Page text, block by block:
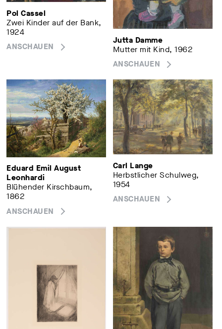
Pol Cassel
Zwei Kinder auf der Bank,
1924
ANSCHAUEN
Jutta Damme
Mutter mit Kind, 1962
ANSCHAUEN
Eduard Emil August
Leonhardi
Blühender Kirschbaum,
1862
ANSCHAUEN
Carl Lange
Herbstlicher Schulweg,
1954
ANSCHAUEN